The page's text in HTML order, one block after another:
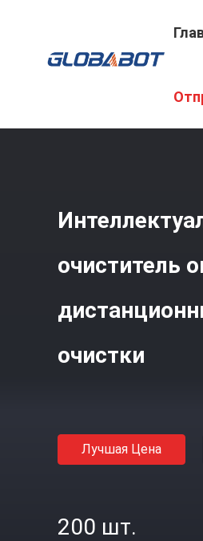
очиститель
очистки
Лучшая Цена
200 шт.